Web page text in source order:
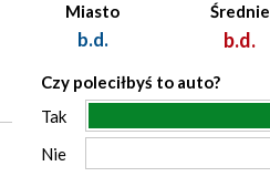
Miasto
b.d.
Średnie
b.d.
Czy poleciłbyś to auto?
Tak
Nie